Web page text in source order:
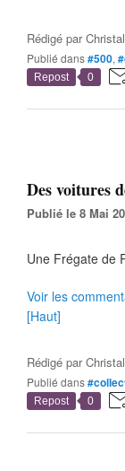
Rédigé par
Publié dans#500,
Repost 0
Des voitures
Publié le 8 Mai
Une Frégate de
Voir les
[Haut]
Rédigé par
Publié dans
Repost 0